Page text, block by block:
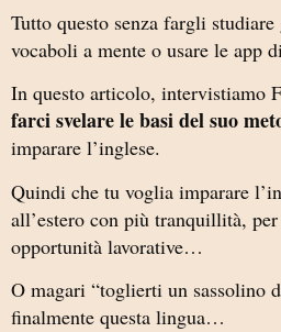
Tutto questo senza fargli
vocaboli a mente o usare le app
In questo articolo, intervistiamo
farci svelare le basi del suo
imparare l’inglese.
Quindi che tu voglia imparare
all’estero con più tranquillità, per
opportunità lavorative…
O magari “toglierti un sassolino
finalmente questa lingua…